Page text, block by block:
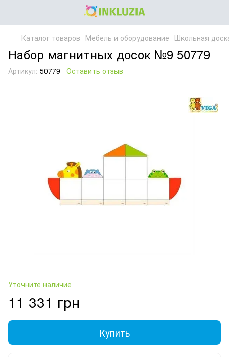
Каталог товаров Мебель и оборудование Школьная
Набор магнитных досок №9 50779
Артикул: 50779 Оставить отзыв
Уточните наличие
11 331 грн
Купить